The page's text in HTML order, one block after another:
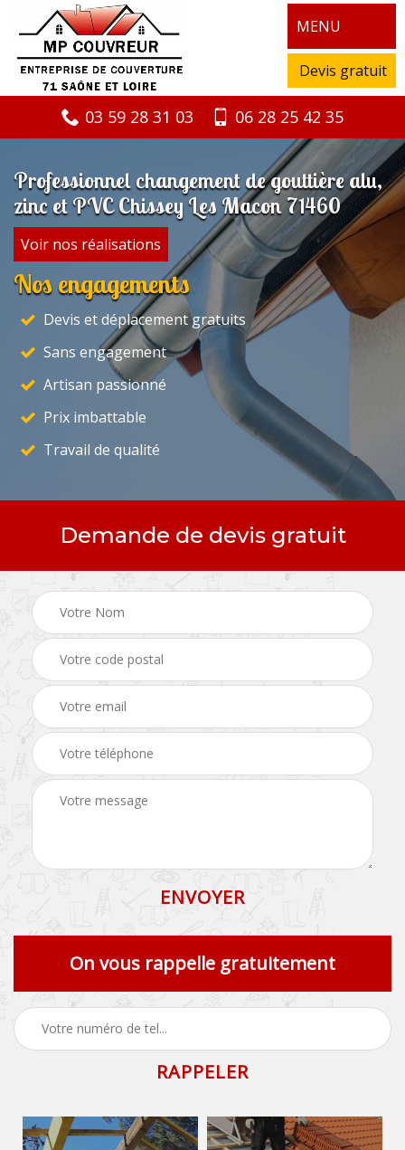
MENU
Devis gratuit
03 59 28 31 03 06 28 25 42 35
Professionnel changement de gouttière alu,
zinc et PVC Chissey Les Macon 71460
Voir nos réalisations
Nos engagements
Devis et déplacement gratuits
Sans engagement
Artisan passionné
Prix imbattable
Travail de qualité
Demande de devis gratuit
On vous rappelle gratuitement